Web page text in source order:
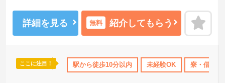
社でも自然と馴染める職場です。
◆無資格からでもプロフェッショナルを目指せる「資格取得支援制
度」を完備しています。初任者研修から国家資格である介護福祉士
◆法人独自の介護技術認定制度「ケアマイスター」により、身につ
けたスキルを5段階でしっかり評価し手当で還元。さらに「目標管理
詳細を見る 無料 紹介してもらう
ここに注目！ 駅から徒歩10分以内 未経験OK 寮・借り上